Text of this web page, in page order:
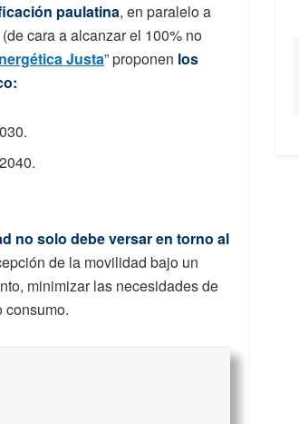
paulatina, en paralelo a
cara a alcanzar el 100% no
Justa” proponen los
no solo debe versar en torno al
de la movilidad bajo un
minimizar las necesidades de
consumo.